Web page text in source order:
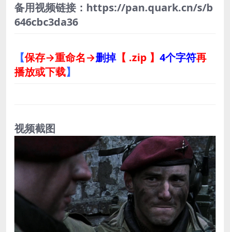
备用视频链接：https://pan.quark.cn/s/b
646cbc3da36
【保存→重命名→删掉【 .zip 】 4个字符再
播放或下载】
视频截图